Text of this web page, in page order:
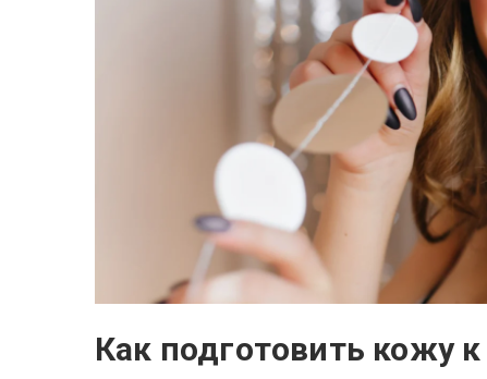
Как подготовить кожу